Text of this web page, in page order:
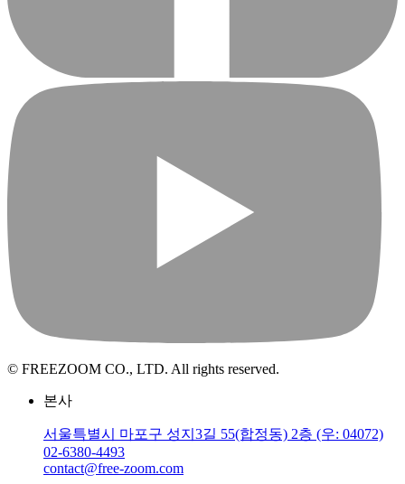
© FREEZOOM CO., LTD. All rights reserved.
본사
서울특별시 마포구 성지3길 55(합정동) 2층 (우: 04072)
02-6380-4493
contact@free-zoom.com